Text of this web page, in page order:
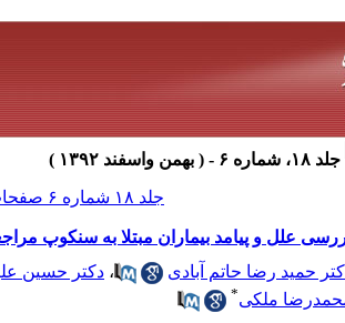
جلد ۱۸، شماره ۶ - ( بهمن واسفند ۱۳۹۲ )
جلد ۱۸ شماره ۶ صفحات ۳۳۱-۳۲۵
علل و پیامد بیماران مبتلا به سنکوپ
حمید رضا حاتم آبادی
، دکتر حسین‌
ملکی*